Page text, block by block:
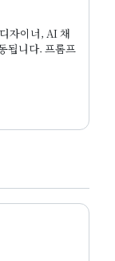
자이너, AI 채
됩니다. 프롬프